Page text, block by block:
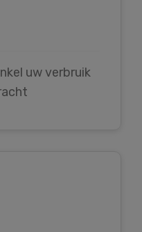
uw verbruik